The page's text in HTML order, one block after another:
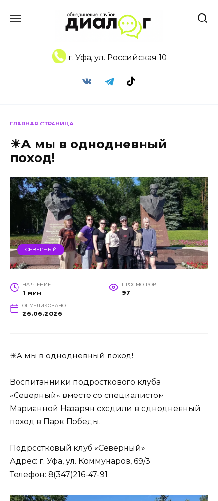
г. Уфа, ул. Российская 10
ГЛАВНАЯ СТРАНИЦА
☀А мы в однодневный
поход!
СЕВЕРНЫЙ
НА ЧТЕНИЕ
1 мин
ПРОСМОТРОВ
97
ОПУБЛИКОВАНО
26.06.2026
☀А мы в однодневный поход!
Воспитанники подросткового клуба
«Северный» вместе со специалистом
Марианной Назарян сходили в однодневный
поход в Парк Победы.
Подростковый клуб «Северный»
Адрес: г. Уфа, ул. Коммунаров, 69/3
Телефон: 8(347)216-47-91